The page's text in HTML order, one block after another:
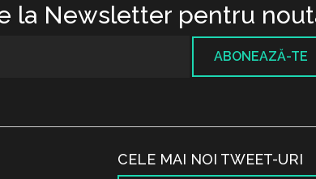
la Newsletter pentru
ABONEAZĂ-TE
CELE MAI NOI TWEET-URI